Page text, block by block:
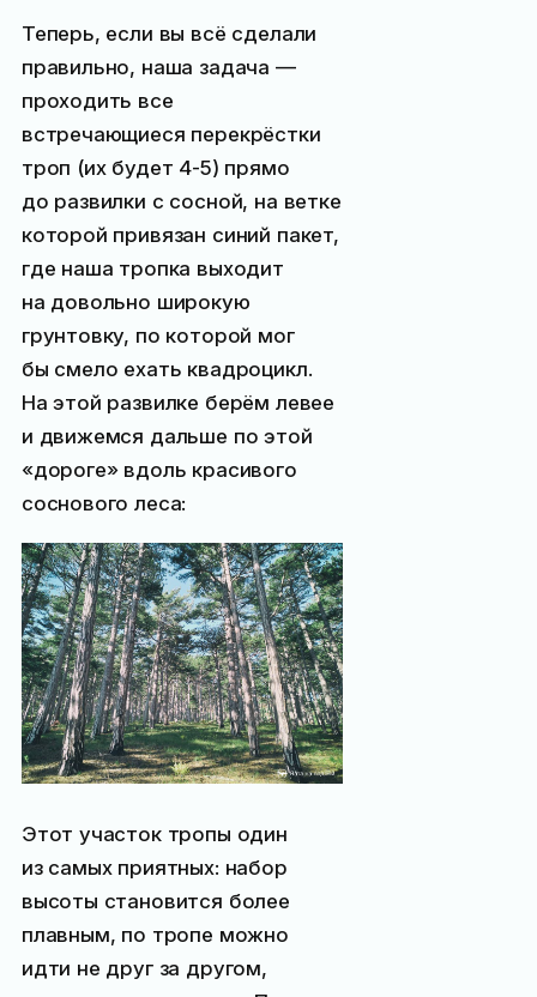
Теперь, если вы всё сделали
правильно, наша задача —
проходить все
встречающиеся перекрёстки
троп (их будет 4-5) прямо
до развилки с сосной, на ветке
которой привязан синий пакет,
где наша тропка выходит
на довольно широкую
грунтовку, по которой мог
бы смело ехать квадроцикл.
На этой развилке берём левее
и движемся дальше по этой
«дороге» вдоль красивого
соснового леса:
Этот участок тропы один
из самых приятных: набор
высоты становится более
плавным, по тропе можно
идти не друг за другом,